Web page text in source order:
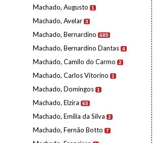
Machado, Augusto 1
Machado, Avelar 3
Machado, Bernardino 685
Machado, Bernardino Dantas 4
Machado, Camilo do Carmo 2
Machado, Carlos Vitorino 1
Machado, Domingos 1
Machado, Elzira 65
Machado, Emília da Silva 2
Machado, Fernão Botto 7